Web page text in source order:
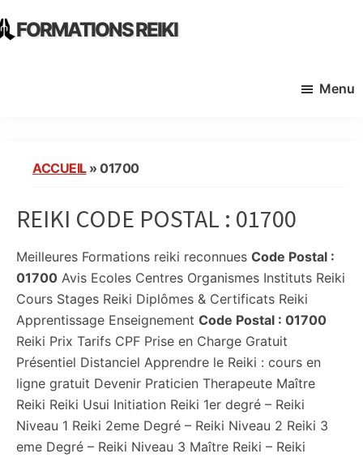
to
to FORMATIONS REIKI
Menu
ACCUEIL» 01700
REIKI CODE POSTAL : 01700
Meilleures Formations reiki reconnues Code Postal :
01700 Avis Ecoles Centres Organismes Instituts Reiki
Cours Stages Reiki Diplômes & Certificats Reiki
Apprentissage Enseignement Code Postal : 01700
Reiki Prix Tarifs CPF Prise en Charge Gratuit
Présentiel Distanciel Apprendre le Reiki : cours en
ligne gratuit Devenir Praticien Therapeute Maître
Reiki Reiki Usui Initiation Reiki 1er degré – Reiki
Niveau 1 Reiki 2eme Degré – Reiki Niveau 2 Reiki 3
eme Degré – Reiki Niveau 3 Maître Reiki – Reiki